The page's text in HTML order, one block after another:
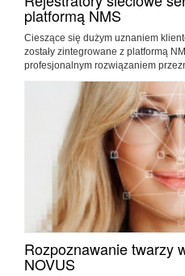
platformą NMS
Cieszące się dużym uznaniem
zostały zintegrowane z platformą
profesjonalnym rozwiązaniem
Rozpoznawanie twarzy
NOVUS